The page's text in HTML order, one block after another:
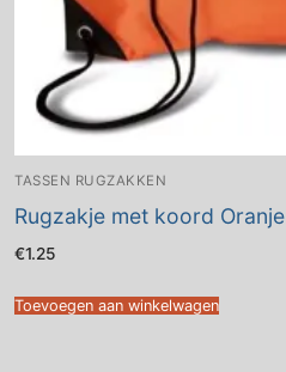
TASSEN RUGZAKKEN
Rugzakje met koord Oranje
€1.25
Toevoegen aan winkelwagen